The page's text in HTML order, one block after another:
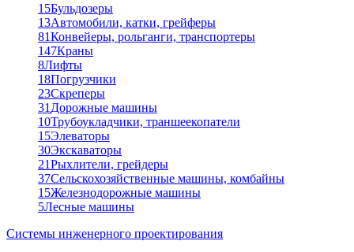
15Бульдозеры
13Автомобили, катки, грейферы
81Конвейеры, рольганги, транспортеры
147Краны
8Лифты
18Погрузчики
23Скреперы
31 Дорожные машины
10Трубоукладчики, траншеекопатели
15Элеваторы
30Экскаваторы
21Рыхлители, грейдеры
37Сельскохозяйственные машины, комбайны
15Железнодорожные машины
5Лесные машины
Системы инженерного проектирования